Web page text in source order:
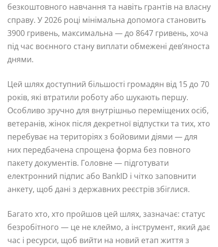
безкоштовного навчання та навіть грантів на власну
справу. У 2026 році мінімальна допомога становить
3900 гривень, максимальна — до 8647 гривень, хоча
під час воєнного стану виплати обмежені дев’яноста
днями.
Цей шлях доступний більшості громадян від 15 до 70
років, які втратили роботу або шукають першу.
Особливо зручно для внутрішньо переміщених осіб,
ветеранів, жінок після декретної відпустки та тих, хто
перебуває на територіях з бойовими діями — для
них передбачена спрощена форма без повного
пакету документів. Головне — підготувати
електронний підпис або BankID і чітко заповнити
анкету, щоб дані з державних реєстрів збіглися.
Багато хто, хто пройшов цей шлях, зазначає: статус
безробітного — це не клеймо, а інструмент, який дає
час і ресурси, щоб вийти на новий етап життя з